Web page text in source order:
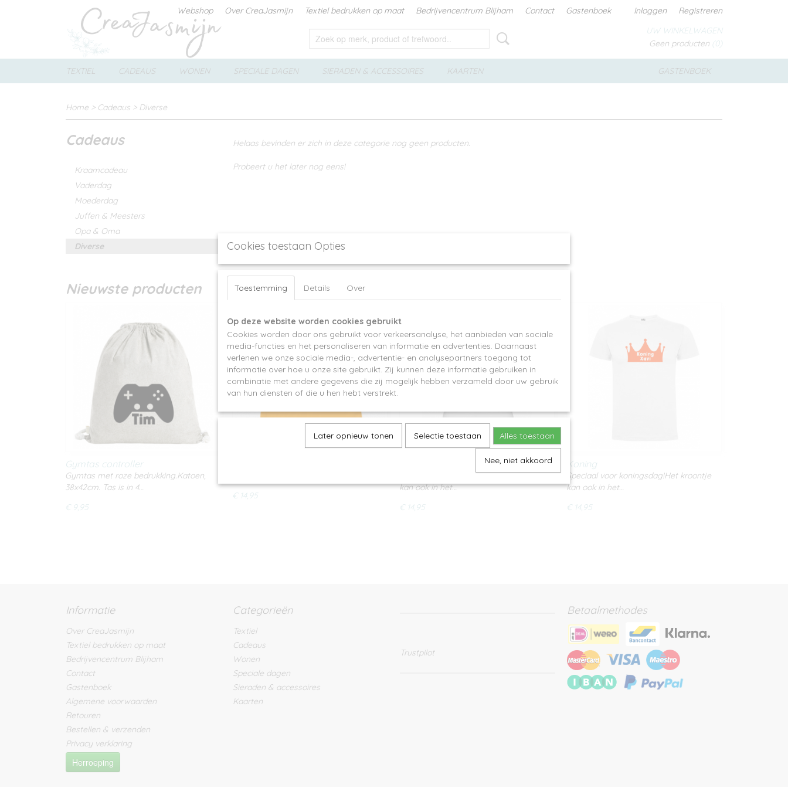
Webshop Over CreaJasmijn Textiel bedrukken op maat Bedrijvencentrum Blijham Contact Gastenboek Inloggen
Registreren
UW WINKELWAGEN
Geen producten
(0)
GASTENBOEK
TEXTIEL CADEAUS WONEN SPECIALE DAGEN SIERADEN & ACCESSOIRES KAARTEN
Home > Cadeaus > Diverse
Cadeaus
Kraamcadeau
Vaderdag
Moederdag
Juffen & Meesters
Opa & Oma
Diverse
Helaas bevinden er zich in deze categorie nog geen producten.
Probeert u het later nog eens!
Nieuwste producten
Gymtas controller
Gymtas met roze bedrukking.Katoen,
38x42cm. Tas is in 4…
€ 9,95
€ 14,95
Speciaal voor koningsdag! Het kroontje
kan ook in het…
€ 14,95
Koning
Speciaal voor koningsdag!Het kroontje
kan ook in het…
€ 14,95
Informatie
Over CreaJasmijn
Textiel bedrukken op maat
Bedrijvencentrum Blijham
Contact
Gastenboek
Algemene voorwaarden
Retouren
Bestellen & verzenden
Privacy verklaring
Herroeping
Categorieën
Textiel
Cadeaus
Wonen
Speciale dagen
Sieraden & accessoires
Kaarten
Trustpilot
Betaalmethodes
Cookies toestaan Opties
Toestemming Details Over
Op deze website worden cookies gebruikt
Cookies worden door ons gebruikt voor verkeersanalyse, het aanbieden van sociale
media-functies en het personaliseren van informatie en advertenties. Daarnaast
verlenen we onze sociale media-, advertentie- en analysepartners toegang tot
informatie over hoe u onze site gebruikt. Zij kunnen deze informatie gebruiken in
combinatie met andere gegevens die zij mogelijk hebben verzameld door uw gebruik
van hun diensten of die u hen hebt verstrekt.
Later opnieuw tonen Selectie toestaan Alles toestaan
Nee, niet akkoord